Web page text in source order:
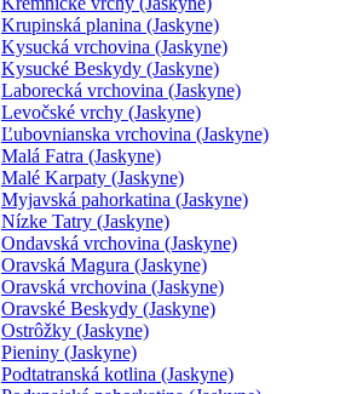
Krupinská planina (Jaskyne)
Kysucká vrchovina (Jaskyne)
Kysucké Beskydy (Jaskyne)
Laborecká vrchovina (Jaskyne)
Levočské vrchy (Jaskyne)
Ľubovnianska vrchovina (Jaskyne)
Malá Fatra (Jaskyne)
Malé Karpaty (Jaskyne)
Myjavská pahorkatina (Jaskyne)
Nízke Tatry (Jaskyne)
Ondavská vrchovina (Jaskyne)
Oravská Magura (Jaskyne)
Oravská vrchovina (Jaskyne)
Oravské Beskydy (Jaskyne)
Ostrôžky (Jaskyne)
Pieniny (Jaskyne)
Podtatranská kotlina (Jaskyne)